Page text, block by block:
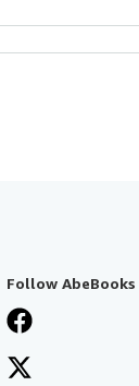
Follow AbeBooks